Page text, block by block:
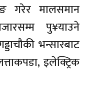
गरेर मालसमान
पु¥याउने
भन्सारबाट
इलेक्ट्रिक